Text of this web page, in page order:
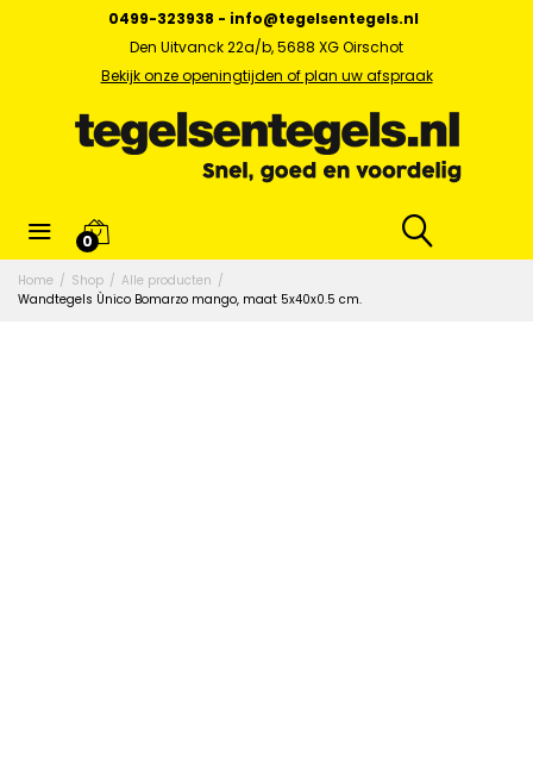
0499-323938 - info@tegelsentegels.nl
Den Uitvanck 22a/b, 5688 XG Oirschot
Bekijk onze openingtijden of plan uw afspraak
0
Home / Shop / Alle producten /
Wandtegels Ùnico Bomarzo mango, maat 5x40x0.5 cm.